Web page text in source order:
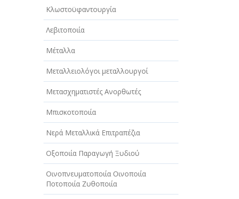
Κλωστοϋφαντουργία
Λεβιτοποιία
Μέταλλα
Μεταλλειολόγοι μεταλλουργοί
Μετασχηματιστές Ανορθωτές
Μπισκοτοποιία
Νερά Μεταλλικά Επιτραπέζια
Οξοποιία Παραγωγή Ξυδιού
Οινοπνευματοποιία Οινοποιία
Ποτοποιία Ζυθοποιία